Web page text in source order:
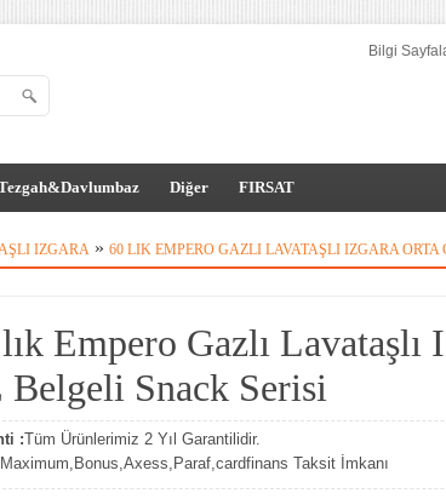
Bilgi
Diğer FIRSAT
IZGARA » 60 LIK EMPERO GAZLI LAVATAŞLI IZGARA ORTA
Empero Gazlı Lavataşlı
Belgeli Snack Serisi
:Tüm Ürünlerimiz 2 Yıl Garantilidir.
Taksit İmkanı